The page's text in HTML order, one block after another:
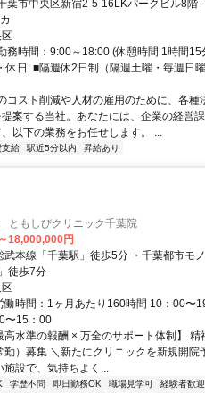
カ
務時間：9:00～18:00 (休憩時間 1時間15
休日: ■隔週休2日制（隔週土曜・毎週日
コスト削減や人材の雇用のために、各種
案する当社。あなたには、企業の経営
以下の業務をお任せします。 ...
支給 駅近5分以内 昇給あり
ともしびクリニック千葉院
18,000,000円
武本線「千葉駅」徒歩5分 ・千葉都市モ
徒歩7分
働時間：1ヶ月あたり160時間 10：00〜
〜15：00
高水準の報酬 × 万全のサポート体制】
勤）募集 ＼新たにクリニックを新規開院
施設で、気持ちよく...
学歴不問 即日勤務OK 職場見学可 経験者歓迎